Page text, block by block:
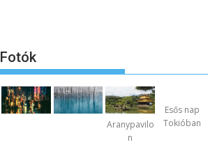
Fotók
Aranypavilo
n
Esős nap
Tokióban